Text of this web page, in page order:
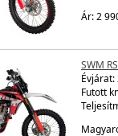
Ár: 2
SWM
Évjárat:
Futott